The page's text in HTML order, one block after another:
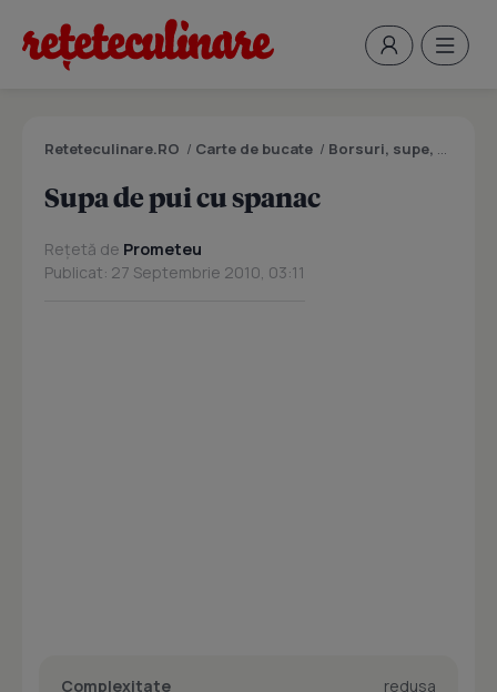
Reteteculinare.RO / Carte de bucate / Borsuri, supe, ciorbe
Supa de pui cu spanac
Rețetă de Prometeu
Publicat: 27 Septembrie 2010, 03:11
Complexitate redusa